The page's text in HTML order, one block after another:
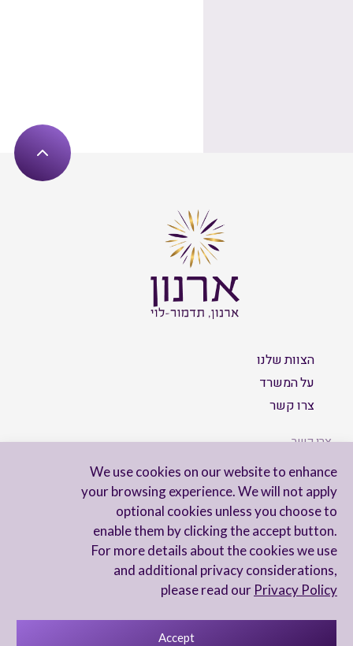
We use cookies on our website to enhance
your browsing experience. We will not apply
optional cookies unless you choose to
enable them by clicking the accept button.
For more details about the cookies we use
and additional privacy considerations,
please read our Privacy Policy
Accept
הצוות שלנו
על המשרד
צרו קשר
צרו קשר
הישארו מעודכנים
מדיניות פרטיות הצהרת נגישות